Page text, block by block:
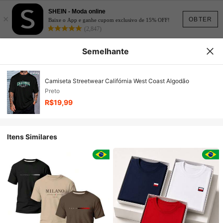
OBTER
×
SHEIN - Moda online
Baixe o App e ganhe cupom exclusivo de 15% OFF!
(2,847)
Semelhante
Camiseta Streetwear Califórnia West Coast Algodão
Preto
R$19,99
Itens Similares